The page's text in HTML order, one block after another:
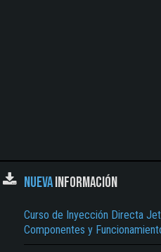
NUEVAINFORMACIÓN
Curso de Inyección Directa
Componentes y